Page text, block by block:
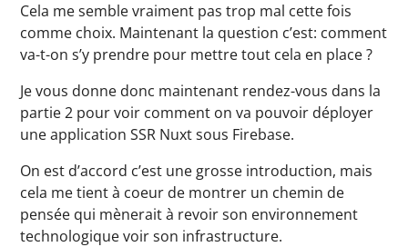
Cela me semble vraiment pas trop mal cette fois
comme choix. Maintenant la question c’est: comment
va-t-on s’y prendre pour mettre tout cela en place ?
Je vous donne donc maintenant rendez-vous dans la
partie 2 pour voir comment on va pouvoir déployer
une application SSR Nuxt sous Firebase.
On est d’accord c’est une grosse introduction, mais
cela me tient à coeur de montrer un chemin de
pensée qui mènerait à revoir son environnement
technologique voir son infrastructure.